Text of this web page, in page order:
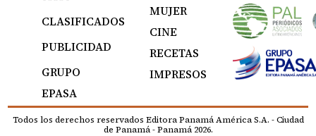
CLASIFICADOS
PUBLICIDAD
GRUPO
EPASA
MUJER
CINE
RECETAS
IMPRESOS
Todos los derechos reservados Editora Panamá América S.A. - Ciudad
de Panamá - Panamá 2026.